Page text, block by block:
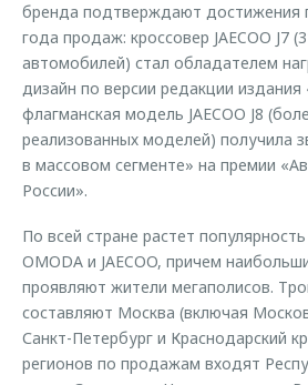
бренда подтверждают достижения
года продаж: кроссовер JAECOO J7
автомобилей) стал обладателем
дизайн по версии редакции издания
флагманская модель JAECOO J8
реализованных моделей) получила
в массовом сегменте» на премии
России».
По всей стране растет
OMODA и JAECOO, причем
проявляют жители мегаполисов.
составляют Москва (включая
Санкт-Петербург и Краснодарский
регионов по продажам входят